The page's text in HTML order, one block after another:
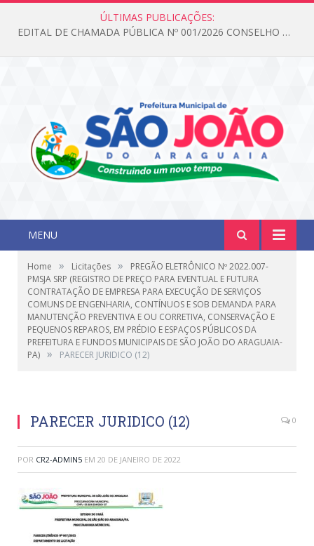
ÚLTIMAS PUBLICAÇÕES:
EDITAL DE CHAMADA PÚBLICA Nº 001/2026 CONSELHO DOS DIREITOS DA CRIANÇA E DO ADOLESCENTE
MENU
Home » Licitações »
PREGÃO ELETRÔNICO Nº 2022.007-
PMSJA SRP (REGISTRO DE PREÇO PARA EVENTUAL E FUTURA
CONTRATAÇÃO DE EMPRESA PARA EXECUÇÃO DE SERVIÇOS
COMUNS DE ENGENHARIA, CONTÍNUOS E SOB DEMANDA PARA
MANUTENÇÃO PREVENTIVA E OU CORRETIVA, CONSERVAÇÃO E
PEQUENOS REPAROS, EM PRÉDIO E ESPAÇOS PÚBLICOS DA
PREFEITURA E FUNDOS MUNICIPAIS DE SÃO JOÃO DO ARAGUAIA-
PA) » PARECER JURIDICO (12)
PARECER JURIDICO (12) 0
POR CR2-ADMIN5 EM 20 DE JANEIRO DE 2022